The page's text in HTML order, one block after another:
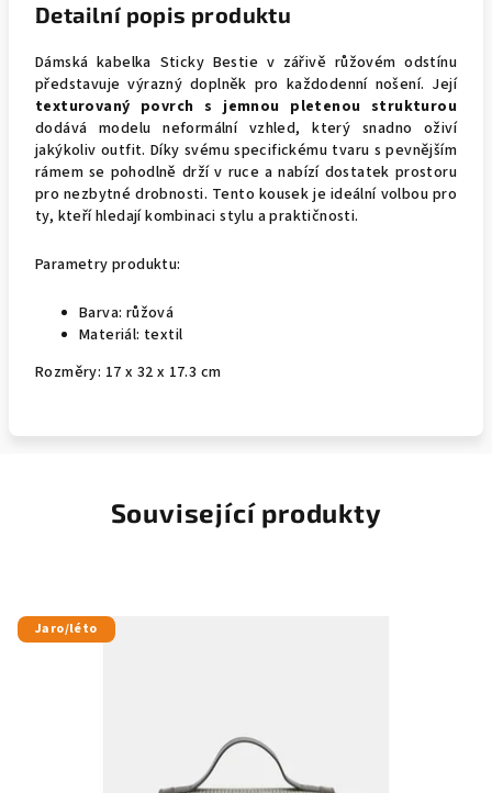
Detailní popis produktu
Dámská kabelka Sticky Bestie v zářivě růžovém odstínu
představuje výrazný doplněk pro každodenní nošení. Její
texturovaný povrch s jemnou pletenou strukturou
dodává modelu neformální vzhled, který snadno oživí
jakýkoliv outfit. Díky svému specifickému tvaru s pevnějším
rámem se pohodlně drží v ruce a nabízí dostatek prostoru
pro nezbytné drobnosti. Tento kousek je ideální volbou pro
ty, kteří hledají kombinaci stylu a praktičnosti.
Parametry produktu:
Barva: růžová
Materiál: textil
Rozměry: 17 x 32 x 17.3 cm
Související produkty
Jaro/léto